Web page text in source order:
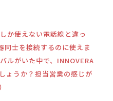
か使えない電話線と違っ
同士を接続するのに使えま
ルがいた中で、INNOVERA
ょうか？担当営業の感じが